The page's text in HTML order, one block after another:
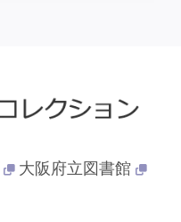
大阪府立図書館